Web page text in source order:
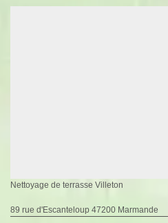
Nettoyage de terrasse Villeton
89 rue d'Escanteloup 47200 Marmande